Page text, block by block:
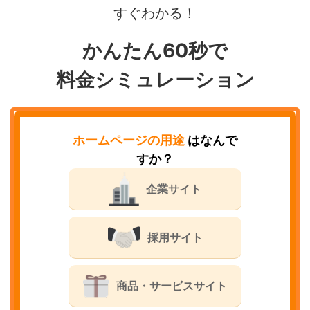
すぐわかる！
かんたん60秒で
料金シミュレーション
ホームページの用途 はなんで
すか？
企業サイト
採用サイト
商品・サービスサイト